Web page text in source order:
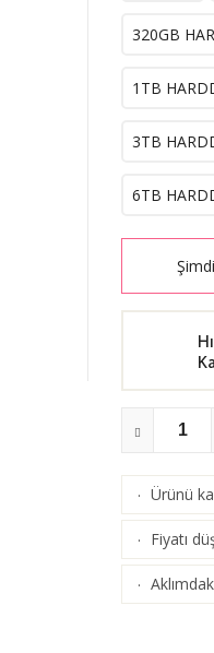
320GB
1TB
3TB
6TB
· Ürünü
· Fiyatı
·